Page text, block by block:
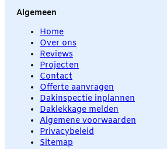
Algemeen
Home
Over ons
Reviews
Projecten
Contact
Offerte aanvragen
Dakinspectie inplannen
Daklekkage melden
Algemene voorwaarden
Privacybeleid
Sitemap